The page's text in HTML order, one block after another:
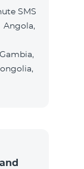
SMS
Angola,